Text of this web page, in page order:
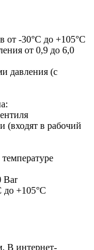
от -30°С до +105°С
от 0,9 до 6,0
давления (с
(входят в рабочий
Bar
до +105°С
В интернет-